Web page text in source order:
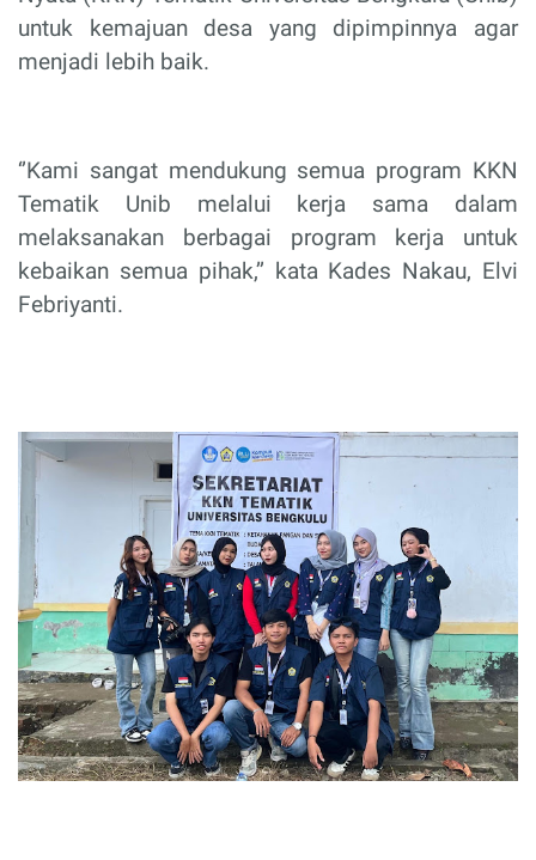
untuk kemajuan desa yang dipimpinnya agar
menjadi lebih baik.
‘’Kami sangat mendukung semua program KKN
Tematik Unib melalui kerja sama dalam
melaksanakan berbagai program kerja untuk
kebaikan semua pihak,’’ kata Kades Nakau, Elvi
Febriyanti.